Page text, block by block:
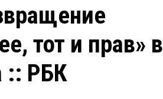
тот и прав» в
:: РБК